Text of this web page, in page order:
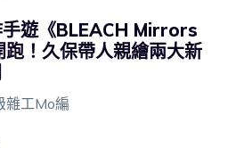
手遊《BLEACH Mirrors
！久保帶人親繪兩大新
雜工Mo編